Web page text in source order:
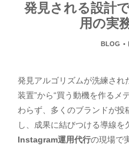
発見される設計
用の実
BLOG
発見アルゴリズムが洗練され
装置”から“買う動機を作るメ
わらず、多くのブランドが
し、成果に結びつける導線を
Instagram運用代行の現場で